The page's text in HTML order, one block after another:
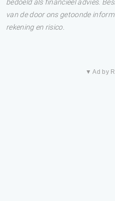
bedoeld als financieel advies.
van de door ons getoonde
rekening en risico.
▼ Ad by